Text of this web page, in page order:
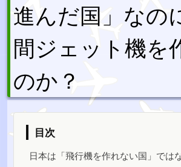
進んだ国」なの
間ジェット機を
のか？
目次
日本は「飛行機を作れない国」では